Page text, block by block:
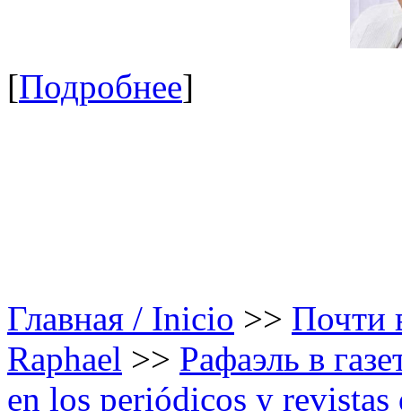
[Подробнее]
Главная / Inicio >> Почти
Raphael >> Рафаэль в
en los periódicos y